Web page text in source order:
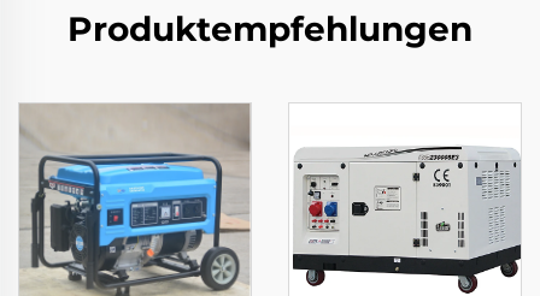
Produktempfehlungen